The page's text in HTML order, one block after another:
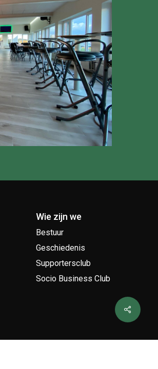
Wie zijn we
Bestuur
Geschiedenis
Supportersclub
Socio Business Club